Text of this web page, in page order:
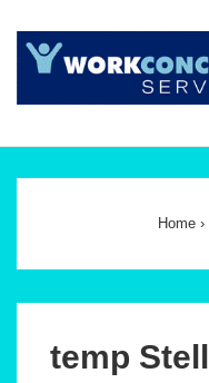
Zum
Inhalt
Home ›
temp